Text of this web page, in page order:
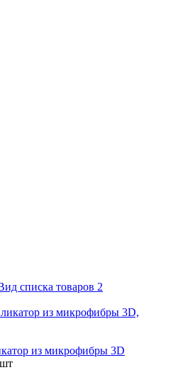
из микрофибры 3D